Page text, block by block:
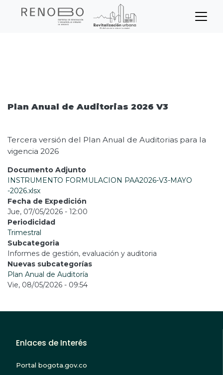
Sitio Web Empresa de
Node
Plan Anual de Auditorias 2026 V3
Tercera versión del Plan Anual de Auditorias para la
vigencia 2026
Documento Adjunto
INSTRUMENTO FORMULACION PAA2026-V3-MAYO
-2026.xlsx
Fecha de Expedición
Jue, 07/05/2026 - 12:00
Periodicidad
Trimestral
Subcategoria
Informes de gestión, evaluación y auditoria
Nuevas subcategorías
Plan Anual de Auditoría
Vie, 08/05/2026 - 09:54
Enlaces de Interés
Portal bogota.gov.co